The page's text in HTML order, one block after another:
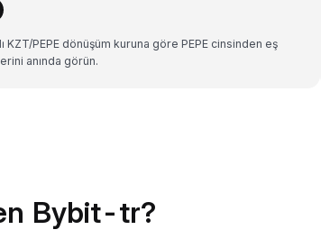
KZT/PEPE dönüşüm kuruna göre PEPE cinsinden eş
anında görün.
Bybit-tr?